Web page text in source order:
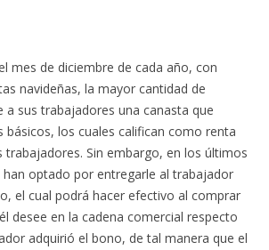
mes de diciembre de cada año, con
navideñas, la mayor cantidad de
a sus trabajadores una canasta que
básicos, los cuales califican como renta
trabajadores. Sin embargo, en los últimos
optado por entregarle al trabajador
el cual podrá hacer efectivo al comprar
desee en la cadena comercial respecto
adquirió el bono, de tal manera que el